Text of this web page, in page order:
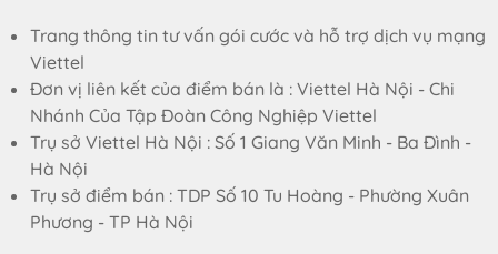
Trang thông tin tư vấn gói cước và hỗ trợ dịch vụ mạng
Viettel
Đơn vị liên kết của điểm bán là : Viettel Hà Nội - Chi
Nhánh Của Tập Đoàn Công Nghiệp Viettel
Trụ sở Viettel Hà Nội : Số 1 Giang Văn Minh - Ba Đình -
Hà Nội
Trụ sở điểm bán : TDP Số 10 Tu Hoàng - Phường Xuân
Phương - TP Hà Nội